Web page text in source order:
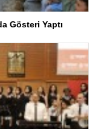
Gösteri Yaptı